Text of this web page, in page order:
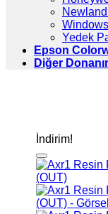
Yedek
Epson
Diğer
İndirim!